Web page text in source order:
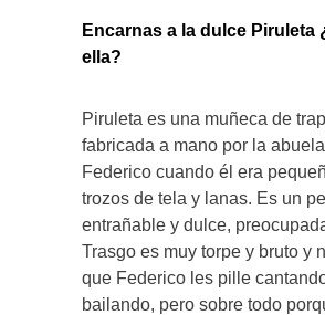
Encarnas a la dulce Piruleta
ella?
Piruleta es una muñeca de
fabricada a mano por la
Federico cuando él era
trozos de tela y lanas. Es un
entrañable y dulce,
Trasgo es muy torpe y bruto y
que Federico les pille
bailando, pero sobre todo